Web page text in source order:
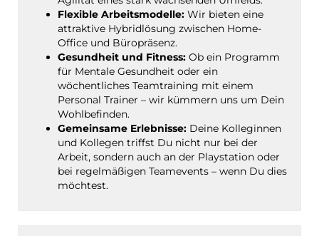
Flexible Arbeitsmodelle: Wir bieten eine
attraktive Hybridlösung zwischen Home-
Office und Büropräsenz.
Gesundheit und Fitness: Ob ein Programm
für Mentale Gesundheit oder ein
wöchentliches Teamtraining mit einem
Personal Trainer – wir kümmern uns um Dein
Wohlbefinden.
Gemeinsame Erlebnisse: Deine Kolleginnen
und Kollegen triffst Du nicht nur bei der
Arbeit, sondern auch an der Playstation oder
bei regelmäßigen Teamevents – wenn Du dies
möchtest.